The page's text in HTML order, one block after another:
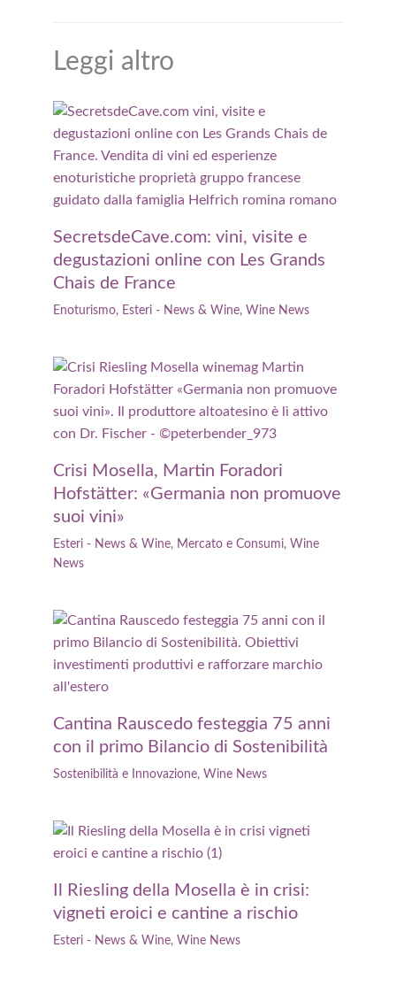
Leggi altro
SecretsdeCave.com: vini, visite e
degustazioni online con Les Grands
Chais de France
Enoturismo, Esteri - News & Wine, Wine News
Crisi Mosella, Martin Foradori
Hofstätter: «Germania non promuove
suoi vini»
Esteri - News & Wine, Mercato e Consumi, Wine
News
Cantina Rauscedo festeggia 75 anni
con il primo Bilancio di Sostenibilità
Sostenibilità e Innovazione, Wine News
Il Riesling della Mosella è in crisi:
vigneti eroici e cantine a rischio
Esteri - News & Wine, Wine News